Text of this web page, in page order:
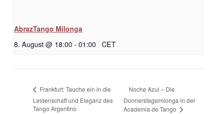
AbrazTango Milonga
8. August @ 18:00- 01:00 CET
Frankfurt: Tauche ein in die
Leidenschaft und Eleganz des
Tango Argentino
Noche Azul – Die
Donnerstagsmilonga in der
Academia de Tango